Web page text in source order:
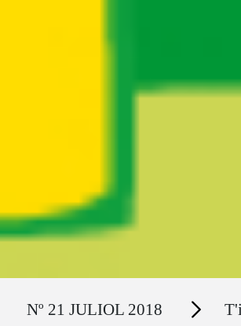
Nº 21 JULIOL 2018 Secciones